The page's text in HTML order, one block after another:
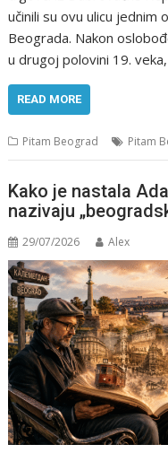
učinili su ovu ulicu
Beograda. Nakon
u drugoj polovini 19.
READ MORE
Pitam Beograd Pitam
Kako je nastala
nazivaju
29/07/2026 Alex